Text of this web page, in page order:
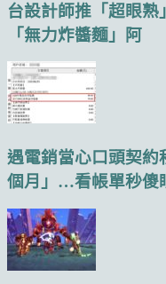
台設計師推「超眼
「無力炸醬麵」阿
遇電銷當心口頭契
個月」…看帳單秒傻